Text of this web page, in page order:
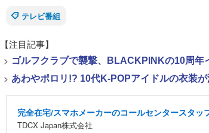
テレビ番組
【注目記事】
> ゴルフクラブで襲撃、BLACKPINKの10周年
> あわやポロリ!? 10代K-POPアイドルの衣装
完全在宅/スマホメーカーのコールセンタースタ
TDCX Japan株式会社